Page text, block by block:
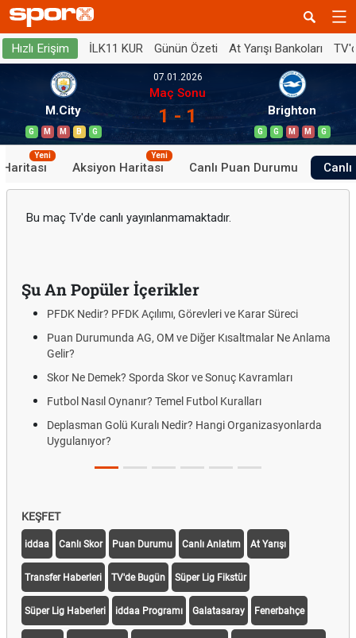
Hızlı Erişim İLK11 KUR Günün Özeti At Yarışı Bankoları
M.City
G M M B G
07.01.2026
Maç Sonu
1 - 1 Brighton
G G M M G
Haritası
Yeni
Aksiyon Haritası
Yeni
Canlı Puan Durumu
Bu maç Tv'de canlı yayınlanmamaktadır.
Şu An Popüler İçerikler
PFDK Nedir? PFDK Açılımı, Görevleri ve Karar Süreci
Puan Durumunda AG, OM ve Diğer Kısaltmalar Ne Anlama
Gelir?
Skor Ne Demek? Sporda Skor ve Sonuç Kavramları
Futbol Nasıl Oynanır? Temel Futbol Kuralları
Deplasman Golü Kuralı Nedir? Hangi Organizasyonlarda
Uygulanıyor?
KEŞFET
iddaa Canlı Skor Puan Durumu Canlı Anlatım At Yarışı
Transfer Haberleri TV'de Bugün Süper Lig Fikstür
Süper Lig Haberleri iddaa Programı Galatasaray Fenerbahçe